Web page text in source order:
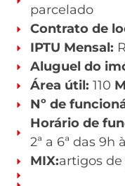
parcelado
Contrato de
IPTU Mensal:
Aluguel do
Área útil: 110
Nº de
Horário de
2ª a 6ª das 9h
MIX:artigos